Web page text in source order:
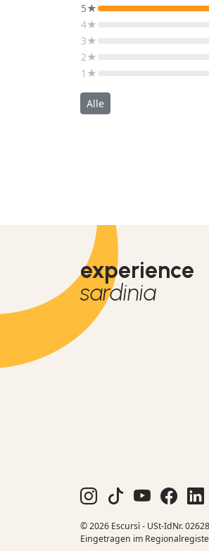
5★
4★
3★
2★
1★
Alle
experience
sardinia
© 2026 Escursì - USt-IdNr.
Eingetragen im